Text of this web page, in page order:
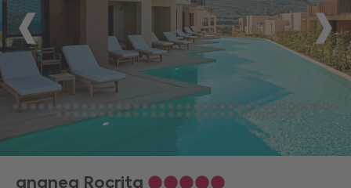
ananea Rocrita